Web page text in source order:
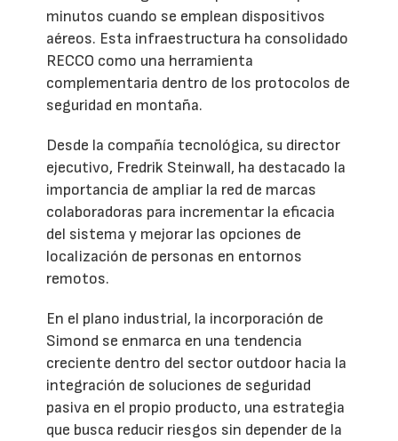
minutos cuando se emplean dispositivos
aéreos. Esta infraestructura ha consolidado
RECCO como una herramienta
complementaria dentro de los protocolos de
seguridad en montaña.
Desde la compañía tecnológica, su director
ejecutivo, Fredrik Steinwall, ha destacado la
importancia de ampliar la red de marcas
colaboradoras para incrementar la eficacia
del sistema y mejorar las opciones de
localización de personas en entornos
remotos.
En el plano industrial, la incorporación de
Simond se enmarca en una tendencia
creciente dentro del sector outdoor hacia la
integración de soluciones de seguridad
pasiva en el propio producto, una estrategia
que busca reducir riesgos sin depender de la